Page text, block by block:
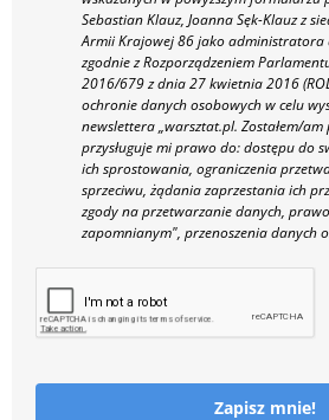
Sebastian Klauz, Joanna Sęk-Klauz z
Armii Krajowej 86 jako administratora
zgodnie z Rozporządzeniem
2016/679 z dnia 27 kwietnia 2016
ochronie danych osobowych w celu
newslettera „warsztat.pl. Zostałem/
przysługuje mi prawo do: dostępu do
ich sprostowania, ograniczenia
sprzeciwu, żądania zaprzestania ich
zgody na przetwarzanie danych,
zapomnianym", przenoszenia danych
Zapisz mnie!